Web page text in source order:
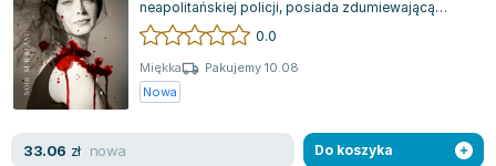
Piotr Kościelny
Jan Piński
Zygmunt Freud
Agata Passent
Maciej Orłoś
neapolitańskiej policji, posiada zdumiewającą
zdolność do dostrzegania bólu ko...
0.0
Miękka
Pakujemy 10.08
Nowa
33.06 zł nowa Do koszyka